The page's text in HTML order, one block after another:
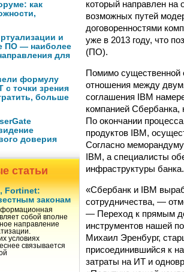
как
и
ПО — наиболее
для
формулу
с точки зрения
больше
доверия
статьи
Fortinet:
законам
собой вполне
направление
условиях
связывается
который направлен на
возможных путей
договоренностями
уже в 2013 году, что
(ПО).
Помимо существенной
отношения между
соглашения IBM
компанией Сбербанка,
По окончании
продуктов IBM,
Согласно
IBM, а специалисты
инфраструктуры банка.
«Сбербанк и IBM
сотрудничества, —
— Переход к прямым
инструментов нашей
Михаил Эренбург,
присоединившийся к
затраты на ИТ и